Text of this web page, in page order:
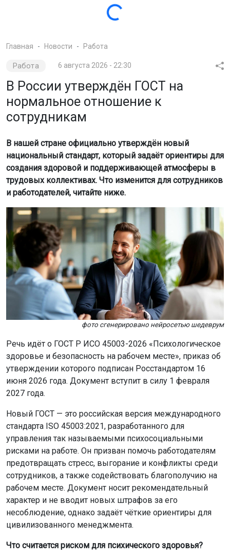
национальный стандарт, который задаёт ориентиры для
создания здоровой и поддерживающей атмосферы в
и работодателей, читайте ниже.
фото сгенерировано нейросетью шедеврум
Речь идёт о ГОСТ Р ИСО 45003-2026 «Психологическое
здоровье и безопасность на рабочем месте», приказ об
утверждении которого подписан Росстандартом 16
июня 2026 года. Документ вступит в силу 1 февраля
2027 года.
Новый ГОСТ — это российская версия международного
стандарта ISO 45003:2021, разработанного для
рисками на работе. Он призван помочь работодателям
предотвращать стресс, выгорание и конфликты среди
сотрудников, а также содействовать благополучию на
рабочем месте. Документ носит рекомендательный
характер и не вводит новых штрафов за его
несоблюдение, однако задаёт чёткие ориентиры для
цивилизованного менеджмента.
Что считается риском для психического здоровья?
В стандарте перечислены факторы, которые негативно
влияют на психологическое состояние работников.
Среди них:
— чрезмерная или неконтролируемая нагрузка,
«машинный темп» работы и ненормированный график;
— неясные обязанности и противоречивые задачи,
отсутствие чёткого распределения ответственности;